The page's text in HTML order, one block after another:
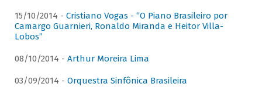
15/10/2014 - Cristiano Vogas - “O Piano Brasileiro por
Camargo Guarnieri, Ronaldo Miranda e Heitor Villa-
Lobos”
08/10/2014 - Arthur Moreira Lima
03/09/2014 - Orquestra Sinfônica Brasileira